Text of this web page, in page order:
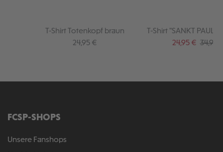
T-Shirt Totenkopf braun
Regulärer Preis:
24,95 €
T-Shirt "SANKT PAULI
Verkaufspreis:
24,95 € 34,95
FCSP-SHOPS
Unsere Fanshops